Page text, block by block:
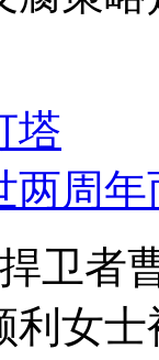
塔
周年
卫者
利女